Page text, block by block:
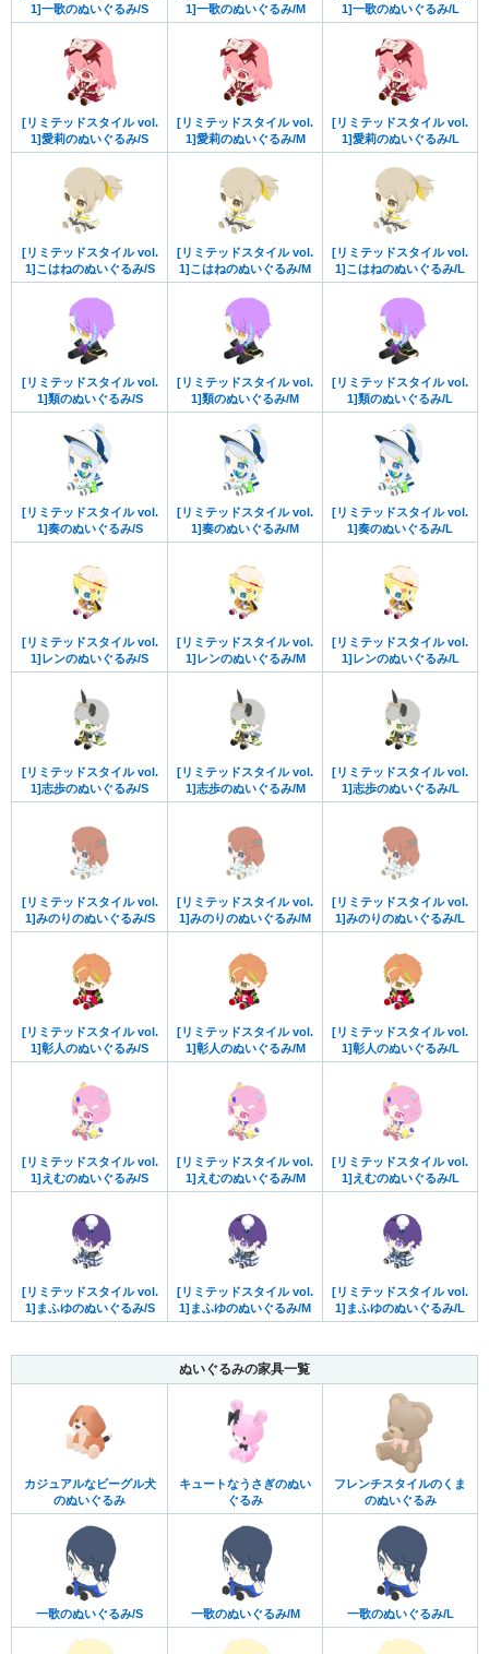
1]一歌のぬいぐるみ/S
1]一歌のぬいぐるみ/M
1]一歌のぬいぐるみ/L
[リミテッドスタイル vol.
1]愛莉のぬいぐるみ/S
[リミテッドスタイル vol.
1]愛莉のぬいぐるみ/M
[リミテッドスタイル vol.
1]愛莉のぬいぐるみ/L
[リミテッドスタイル vol.
1]こはねのぬいぐるみ/S
[リミテッドスタイル vol.
1]こはねのぬいぐるみ/M
[リミテッドスタイル vol.
1]こはねのぬいぐるみ/L
[リミテッドスタイル vol.
1]類のぬいぐるみ/S
[リミテッドスタイル vol.
1]類のぬいぐるみ/M
[リミテッドスタイル vol.
1]類のぬいぐるみ/L
[リミテッドスタイル vol.
1]奏のぬいぐるみ/S
[リミテッドスタイル vol.
1]奏のぬいぐるみ/M
[リミテッドスタイル vol.
1]奏のぬいぐるみ/L
[リミテッドスタイル vol.
1]レンのぬいぐるみ/S
[リミテッドスタイル vol.
1]レンのぬいぐるみ/M
[リミテッドスタイル vol.
1]レンのぬいぐるみ/L
[リミテッドスタイル vol.
1]志歩のぬいぐるみ/S
[リミテッドスタイル vol.
1]志歩のぬいぐるみ/M
[リミテッドスタイル vol.
1]志歩のぬいぐるみ/L
[リミテッドスタイル vol.
1]みのりのぬいぐるみ/S
[リミテッドスタイル vol.
1]みのりのぬいぐるみ/M
[リミテッドスタイル vol.
1]みのりのぬいぐるみ/L
[リミテッドスタイル vol.
1]彰人のぬいぐるみ/S
[リミテッドスタイル vol.
1]彰人のぬいぐるみ/M
[リミテッドスタイル vol.
1]彰人のぬいぐるみ/L
[リミテッドスタイル vol.
1]えむのぬいぐるみ/S
[リミテッドスタイル vol.
1]えむのぬいぐるみ/M
[リミテッドスタイル vol.
1]えむのぬいぐるみ/L
[リミテッドスタイル vol.
1]まふゆのぬいぐるみ/S
[リミテッドスタイル vol.
1]まふゆのぬいぐるみ/M
[リミテッドスタイル vol.
1]まふゆのぬいぐるみ/L
ぬいぐるみの家具一覧
カジュアルなビーグル犬
のぬいぐるみ
キュートなうさぎのぬい
ぐるみ
フレンチスタイルのくま
のぬいぐるみ
一歌のぬいぐるみ/S 一歌のぬいぐるみ/M 一歌のぬいぐるみ/L